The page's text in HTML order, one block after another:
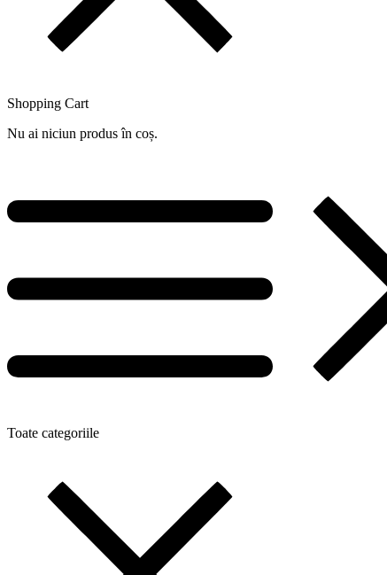
Shopping Cart
Nu ai niciun produs în coș.
Toate categoriile